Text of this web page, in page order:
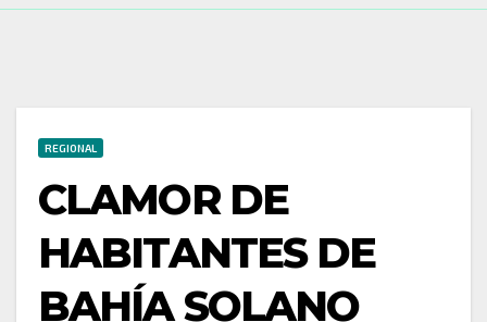
REGIONAL
CLAMOR DE
HABITANTES DE
BAHÍA SOLANO